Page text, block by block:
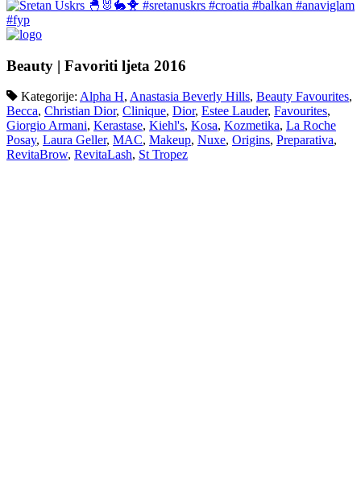
Beauty | Favoriti ljeta 2016
Kategorije: Alpha H, Anastasia Beverly Hills, Beauty Favourites,
Becca, Christian Dior, Clinique, Dior, Estee Lauder, Favourites,
Giorgio Armani, Kerastase, Kiehl's, Kosa, Kozmetika, La Roche
Posay, Laura Geller, MAC, Makeup, Nuxe, Origins, Preparativa,
RevitaBrow, RevitaLash, St Tropez